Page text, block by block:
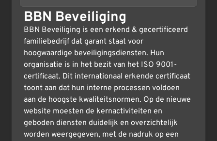
BBN Beveiliging
BBN Beveiliging is een erkend & gecertificeerd
familiebedrijf dat garant staat voor
hoogwaardige beveiligingsdiensten. Hun
organisatie is in het bezit van het ISO 9001-
certificaat. Dit internationaal erkende certificaat
toont aan dat hun interne processen voldoen
aan de hoogste kwaliteitsnormen. Op de nieuwe
website moesten de kernactiviteiten en
geboden diensten duidelijk en overzichtelijk
worden weergegeven, met de nadruk op een